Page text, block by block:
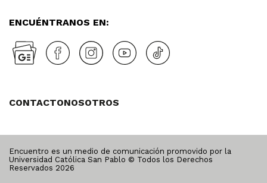
ENCUÉNTRANOS EN:
CONTACTONOSOTROS
Encuentro es un medio de comunicación promovido por la
Universidad Católica San Pablo © Todos los Derechos
Reservados 2026